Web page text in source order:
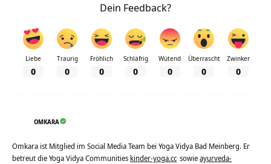
Dein Feedback?
Liebe
0
Traurig
0
Fröhlich
0
Schläfrig
0
Wütend
0
Überrascht
0
Zwinker
0
OMKARA
Omkara ist Mitglied im Social Media Team bei Yoga Vidya Bad Meinberg. Er
betreut die Yoga Vidya Communities kinder-yoga.cc sowieayurveda-